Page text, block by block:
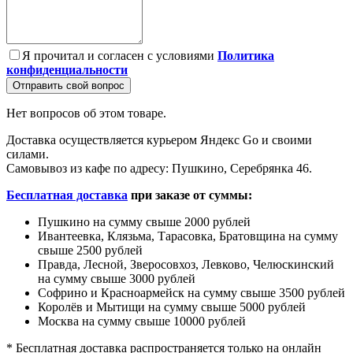
Я прочитал и согласен с условиями Политика
конфиденциальности
Отправить свой вопрос
Нет вопросов об этом товаре.
Доставка осуществляется курьером Яндекс Go и своими
силами.
Самовывоз из кафе по адресу: Пушкино, Серебрянка 46.
Бесплатная доставка при заказе от суммы:
Пушкино на сумму свыше 2000 рублей
Ивантеевка, Клязьма, Тарасовка, Братовщина на сумму
свыше 2500 рублей
Правда, Лесной, Зверосовхоз, Левково, Челюскинский
на сумму свыше 3000 рублей
Софрино и Красноармейск на сумму свыше 3500 рублей
Королёв и Мытищи на сумму свыше 5000 рублей
Москва на сумму свыше 10000 рублей
* Бесплатная доставка распространяется только на онлайн